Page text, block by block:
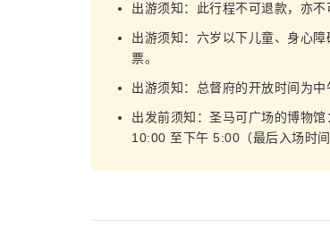
出游须知：此行程不可退款，亦不
出游须知：六岁以下儿童、身心
票。
出游须知：总督府的开放时间为中
出发前须知：圣马可广场的博物
10:00 至下午 5:00（最后入场时间